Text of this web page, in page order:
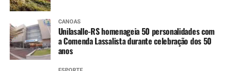
CANOAS
Unilasalle-RS homenageia 50 personalidades com
a Comenda Lassalista durante celebração dos 50
anos